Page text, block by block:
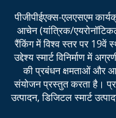
पीजीपीईएक्स-एलएसएम
आचेन (यांत्रिक/
रैंकिंग में विश्व स्तर पर 19वें
उद्देश्य स्मार्ट विनिर्माण में
की प्रबंधन क्षमताओं और
संयोजन प्रस्तुत करता है।
उत्पादन, डिजिटल स्मार्ट